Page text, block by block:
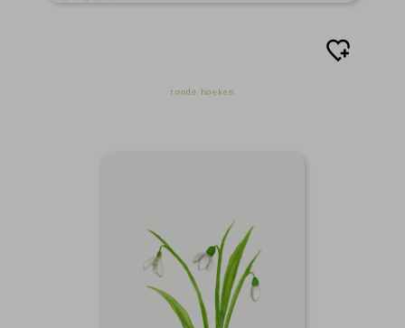
ronde hoeken